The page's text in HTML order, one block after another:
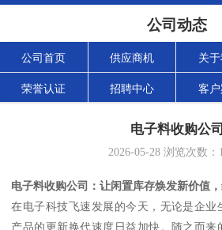
公司动态
公司首页 供应商机 关
荣誉认证 招聘中心 客户
电子料收购公司
2026-05-28浏览次数：
电子料收购公司：让闲置库存焕发新价值
在电子科技飞速发展的今天，无论是企业
产品的更新换代速度日益加快。随之而